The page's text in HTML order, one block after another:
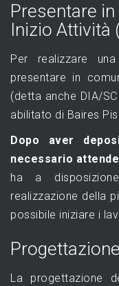
Presentare
Inizio Attività
Per realizzare
presentare in
(detta anche DIA/
abilitato di Baires
Dopo aver
necessario
ha a
realizzazione della
possibile iniziare i
La progettazione